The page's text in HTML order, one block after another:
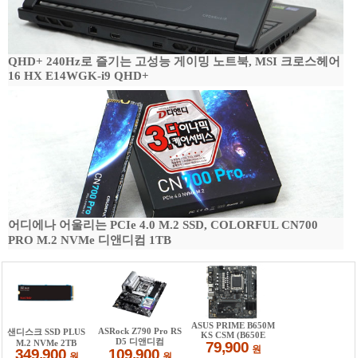
QHD+ 240Hz로 즐기는 고성능 게이밍 노트북, MSI 크로스헤어
16 HX E14WGK-i9 QHD+
어디에나 어울리는 PCIe 4.0 M.2 SSD, COLORFUL CN700
PRO M.2 NVMe 디앤디컴 1TB